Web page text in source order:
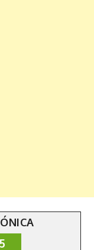
Fabulist by